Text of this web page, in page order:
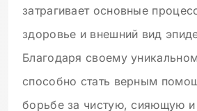
затрагивает основные
здоровье и внешний вид
Благодаря своему
способно стать верным
борьбе за чистую, сияющую